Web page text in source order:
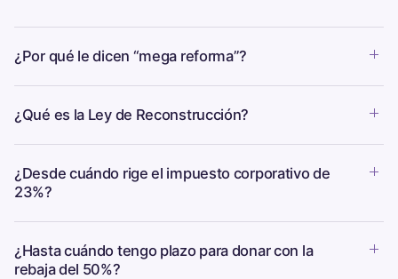
¿Por qué le dicen “mega reforma”?
¿Qué es la Ley de Reconstrucción?
¿Desde cuándo rige el impuesto corporativo de
23%?
¿Hasta cuándo tengo plazo para donar con la
rebaja del 50%?